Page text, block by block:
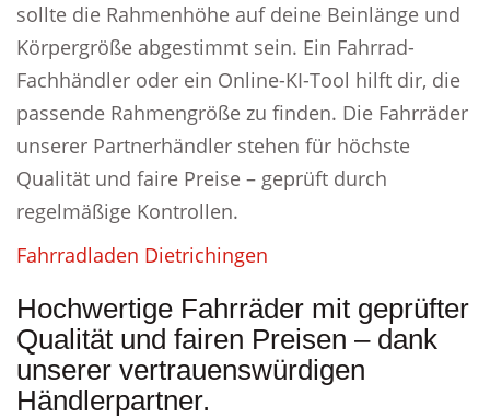
sollte die Rahmenhöhe auf deine Beinlänge und
Körpergröße abgestimmt sein. Ein Fahrrad-
Fachhändler oder ein Online-KI-Tool hilft dir, die
passende Rahmengröße zu finden. Die Fahrräder
unserer Partnerhändler stehen für höchste
Qualität und faire Preise – geprüft durch
regelmäßige Kontrollen.
Fahrradladen Dietrichingen
Hochwertige Fahrräder mit geprüfter
Qualität und fairen Preisen – dank
unserer vertrauenswürdigen
Händlerpartner.